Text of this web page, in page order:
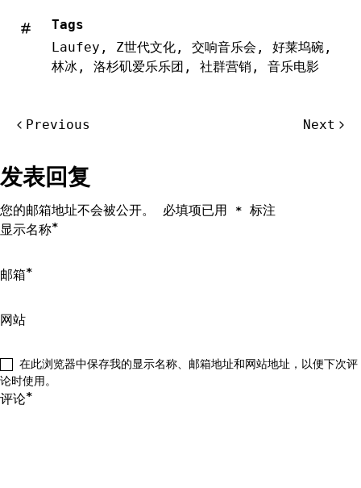
Tags
Laufey , Z世代文化 , 交响音乐会 , 好莱坞碗 ,
林冰 , 洛杉矶爱乐乐团 , 社群营销 , 音乐电影
航
Previous Next
发表回复
您的邮箱地址不会被公开。 必填项已用 * 标注
评论*
显示名称*
邮箱*
网站
在此浏览器中保存我的显示名称、邮箱地址和网站地址，以便下次评
论时使用。